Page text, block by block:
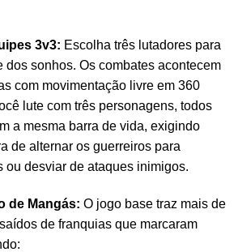
3v3: Escolha três lutadores para
dos sonhos. Os combates acontecem
com movimentação livre em 360
lute com três personagens, todos
a mesma barra de vida, exigindo
de alternar os guerreiros para
ou desviar de ataques inimigos.
de Mangás: O jogo base traz mais de
de franquias que marcaram